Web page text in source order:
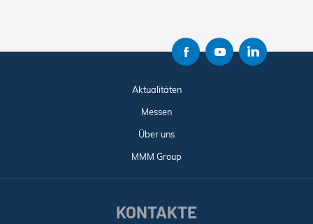
Aktualitäten
Messen
Über uns
MMM Group
KONTAKTE